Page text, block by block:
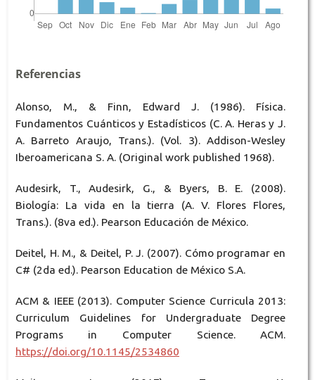
Referencias
Alonso, M., & Finn, Edward J. (1986). Física.
Fundamentos Cuánticos y Estadísticos (C. A. Heras y J.
A. Barreto Araujo, Trans.). (Vol. 3). Addison-Wesley
Iberoamericana S. A. (Original work published 1968).
Audesirk, T., Audesirk, G., & Byers, B. E. (2008).
Biología: La vida en la tierra (A. V. Flores Flores,
Trans.). (8va ed.). Pearson Educación de México.
Deitel, H. M., & Deitel, P. J. (2007). Cómo programar en
C# (2da ed.). Pearson Education de México S.A.
ACM & IEEE (2013). Computer Science Curricula 2013:
Curriculum Guidelines for Undergraduate Degree
Programs in Computer Science. ACM.
https://doi.org/10.1145/2534860